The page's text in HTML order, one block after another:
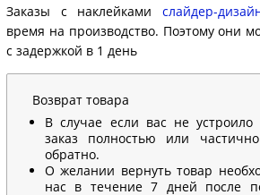
Заказы с наклейками слайдер-
время на производство. Поэтому они
с задержкой в 1 день
Возврат товара
В случае если вас не устроило
заказ полностью или
обратно.
О желании вернуть товар
нас в течение 7 дней после